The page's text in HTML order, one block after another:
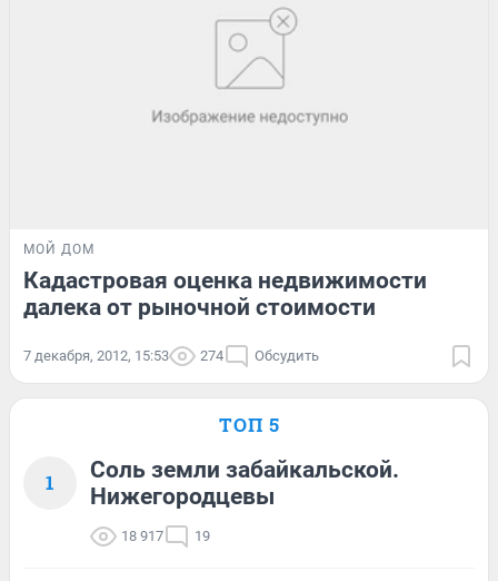
МОЙ ДОМ
Кадастровая оценка недвижимости
далека от рыночной стоимости
7 декабря, 2012, 15:53 274 Обсудить
ТОП 5
1
Соль земли забайкальской.
Нижегородцевы
18 917 19